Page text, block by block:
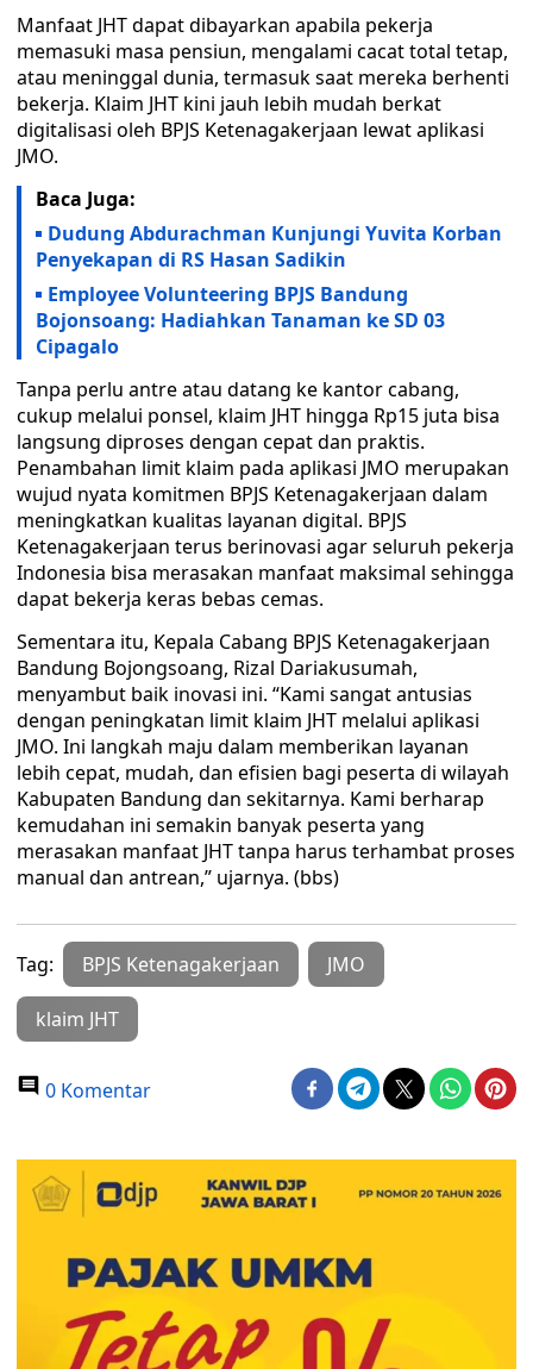
Manfaat JHT dapat dibayarkan apabila pekerja
memasuki masa pensiun, mengalami cacat total tetap,
atau meninggal dunia, termasuk saat mereka berhenti
bekerja. Klaim JHT kini jauh lebih mudah berkat
digitalisasi oleh BPJS Ketenagakerjaan lewat aplikasi
JMO.
Baca Juga:
Dudung Abdurachman Kunjungi Yuvita Korban
Penyekapan di RS Hasan Sadikin
Employee Volunteering BPJS Bandung
Bojonsoang: Hadiahkan Tanaman ke SD 03
Cipagalo
Tanpa perlu antre atau datang ke kantor cabang,
cukup melalui ponsel, klaim JHT hingga Rp15 juta bisa
langsung diproses dengan cepat dan praktis.
Penambahan limit klaim pada aplikasi JMO merupakan
wujud nyata komitmen BPJS Ketenagakerjaan dalam
meningkatkan kualitas layanan digital. BPJS
Ketenagakerjaan terus berinovasi agar seluruh pekerja
Indonesia bisa merasakan manfaat maksimal sehingga
dapat bekerja keras bebas cemas.
Sementara itu, Kepala Cabang BPJS Ketenagakerjaan
Bandung Bojongsoang, Rizal Dariakusumah,
menyambut baik inovasi ini. “Kami sangat antusias
dengan peningkatan limit klaim JHT melalui aplikasi
JMO. Ini langkah maju dalam memberikan layanan
lebih cepat, mudah, dan efisien bagi peserta di wilayah
Kabupaten Bandung dan sekitarnya. Kami berharap
kemudahan ini semakin banyak peserta yang
merasakan manfaat JHT tanpa harus terhambat proses
manual dan antrean,” ujarnya. (bbs)
Tag: BPJS Ketenagakerjaan JMO
klaim JHT
0 Komentar